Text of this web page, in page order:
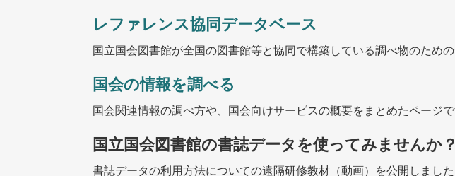
レファレンス協同データベース
国立国会図書館が全国の図書館等と協同で構築している調べ物のための
国会の情報を調べる
国会関連情報の調べ方や、国会向けサービスの概要をまとめたページで
国立国会図書館の書誌データを使ってみませんか？
書誌データの利用方法についての遠隔研修教材（動画）を公開しました